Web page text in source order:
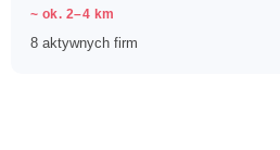
~ ok. 2–4 km
8 aktywnych firm